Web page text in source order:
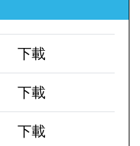
下載
下載
下載